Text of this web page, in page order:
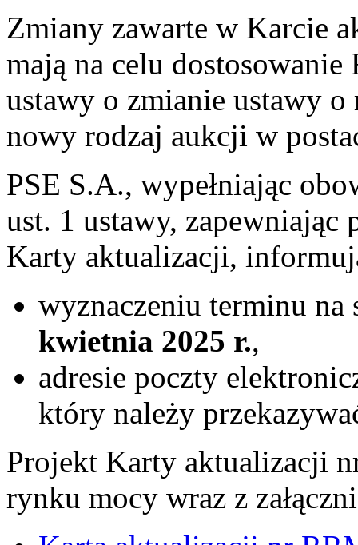
Zmiany zawarte w Karcie
mają na celu
ustawy o zmianie ustawy
nowy rodzaj aukcji w
PSE S.A., wypełniając
ust. 1 ustawy,
Karty aktualizacji,
wyznaczeniu terminu na
kwietnia 2025 r.,
adresie poczty
który należy
Projekt Karty aktualizacji
rynku mocy wraz z